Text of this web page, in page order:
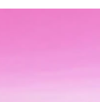
(Pfalz). ✔️ Reiki &
Auf Deinen Besuch